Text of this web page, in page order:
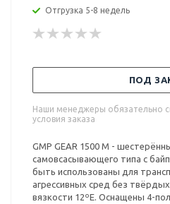
Отгрузка 5-8 недель
ПОД
Наши менеджеры обязательно
условия заказа
GMP GEAR 1500 M -
самовсасывающего типа с
быть использованы для
агрессивных сред без
вязкости 12ºE. Оснащены 4-